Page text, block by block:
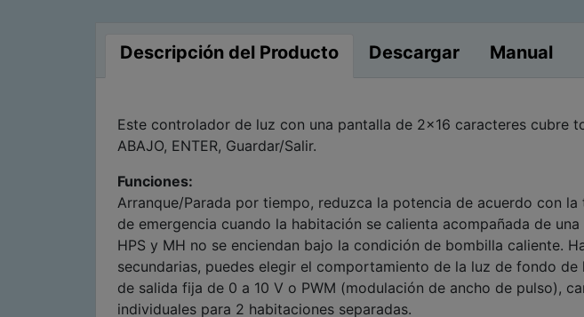
Descripción del Producto Descargar Manual
Este controlador de luz con una pantalla de 2x16 caracteres cubre
ABAJO, ENTER, Guardar/Salir.
Funciones:
Arranque/Parada por tiempo, reduzca la potencia de acuerdo con
de emergencia cuando la habitación se calienta acompañada de
HPS y MH no se enciendan bajo la condición de bombilla caliente.
secundarias, puedes elegir el comportamiento de la luz de fondo
de salida fija de 0 a 10 V o PWM (modulación de ancho de pulso),
individuales para 2 habitaciones separadas.